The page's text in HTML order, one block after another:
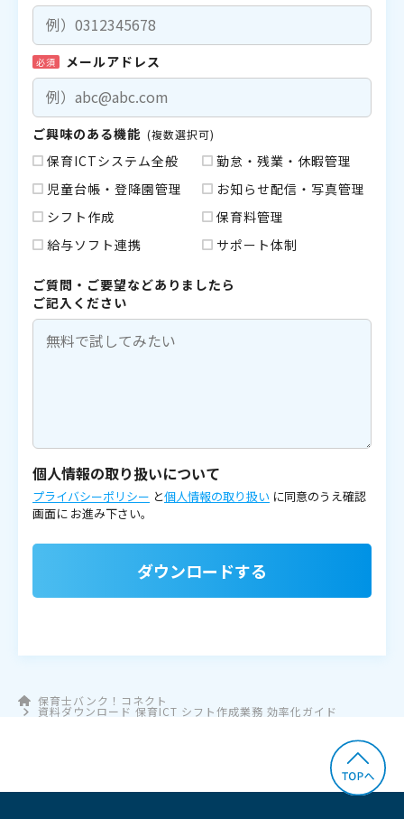
必須 メールアドレス
ご興味のある機能 (複数選択可)
保育ICTシステム全般
勤怠・残業・休暇管理
児童台帳・登降園管理
お知らせ配信・写真管理
シフト作成
保育料管理
給与ソフト連携
サポート体制
ご質問・ご要望などありましたら
ご記入ください
個人情報の取り扱いについて
プライバシーポリシー と個人情報の取り扱い に同意のうえ確認
画面に お進み下さい。
ダウンロードする
保育士バンク！コネクト
資料ダウンロード 保育ICT シフト作成業務 効率化ガイド